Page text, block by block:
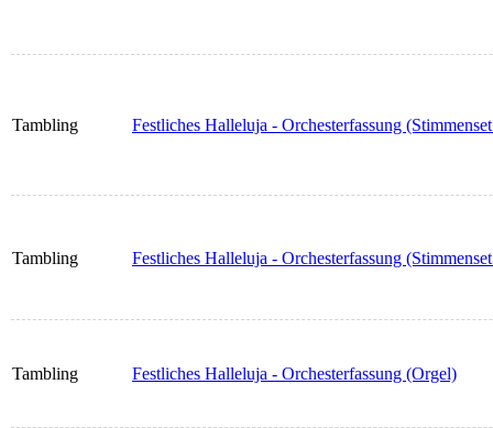
Tambling Festliches Halleluja - Orchesterfassung
Tambling Festliches Halleluja - Orchesterfassung
Tambling Festliches Halleluja - Orchesterfassung (Orgel)